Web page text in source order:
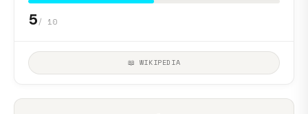
5/ 10
📖 WIKIPEDIA